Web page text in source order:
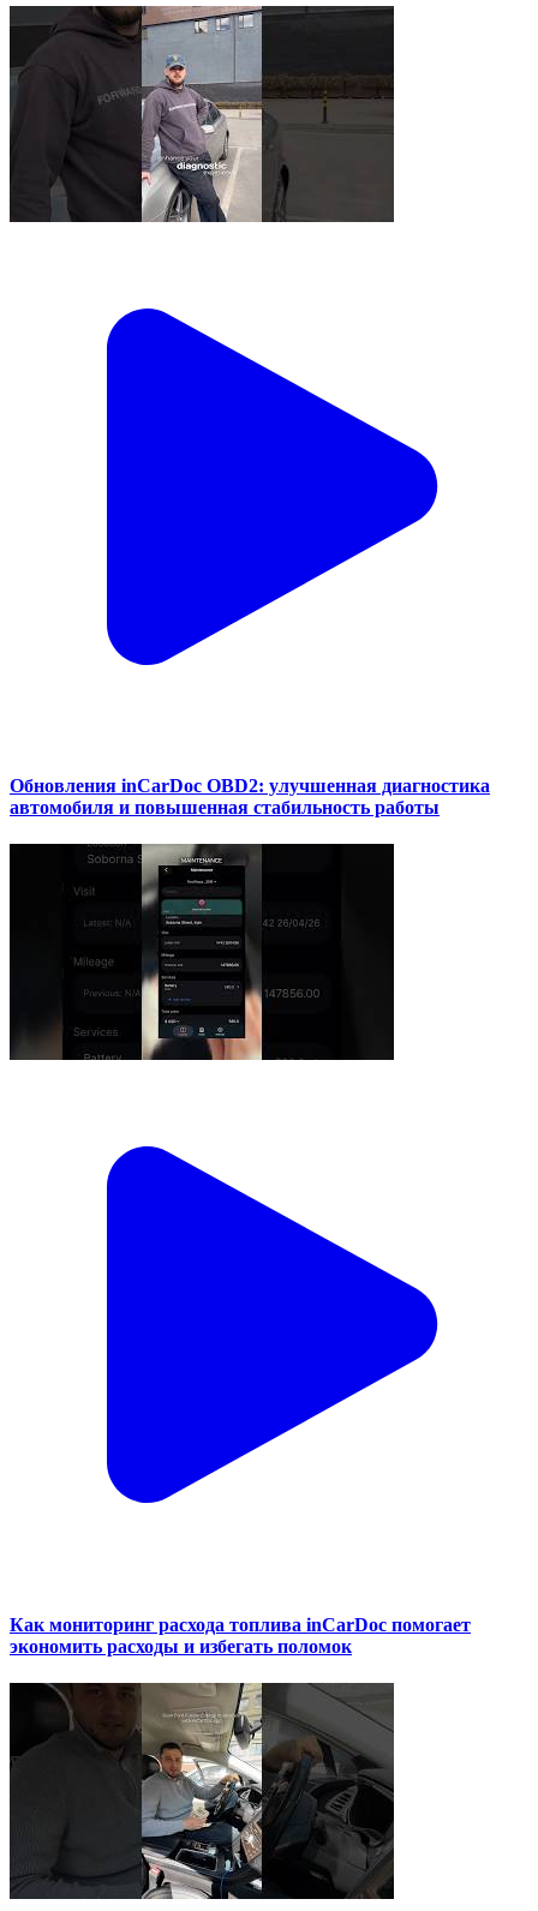
Обновления inCarDoc OBD2: улучшенная диагностика
автомобиля и повышенная стабильность работы
Как мониторинг расхода топлива inCarDoc помогает
экономить расходы и избегать поломок